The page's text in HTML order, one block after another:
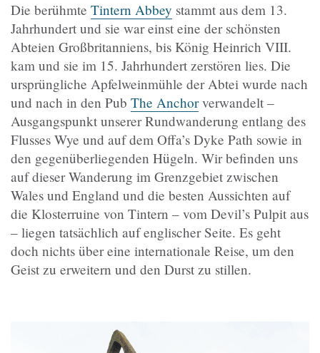
Die berühmte Tintern Abbey stammt aus dem 13.
Jahrhundert und sie war einst eine der schönsten
Abteien Großbritanniens, bis König Heinrich VIII.
kam und sie im 15. Jahrhundert zerstören lies. Die
ursprüngliche Apfelweinmühle der Abtei wurde nach
und nach in den Pub The Anchorverwandelt –
Ausgangspunkt unserer Rundwanderung entlang des
Flusses Wye und auf dem Offa’s Dyke Path sowie in
den gegenüberliegenden Hügeln. Wir befinden uns
auf dieser Wanderung im Grenzgebiet zwischen
Wales und England und die besten Aussichten auf
die Klosterruine von Tintern – vom Devil’s Pulpit aus
– liegen tatsächlich auf englischer Seite. Es geht
doch nichts über eine internationale Reise, um den
Geist zu erweitern und den Durst zu stillen.